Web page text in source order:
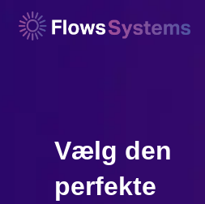
Vælg den
perfekte